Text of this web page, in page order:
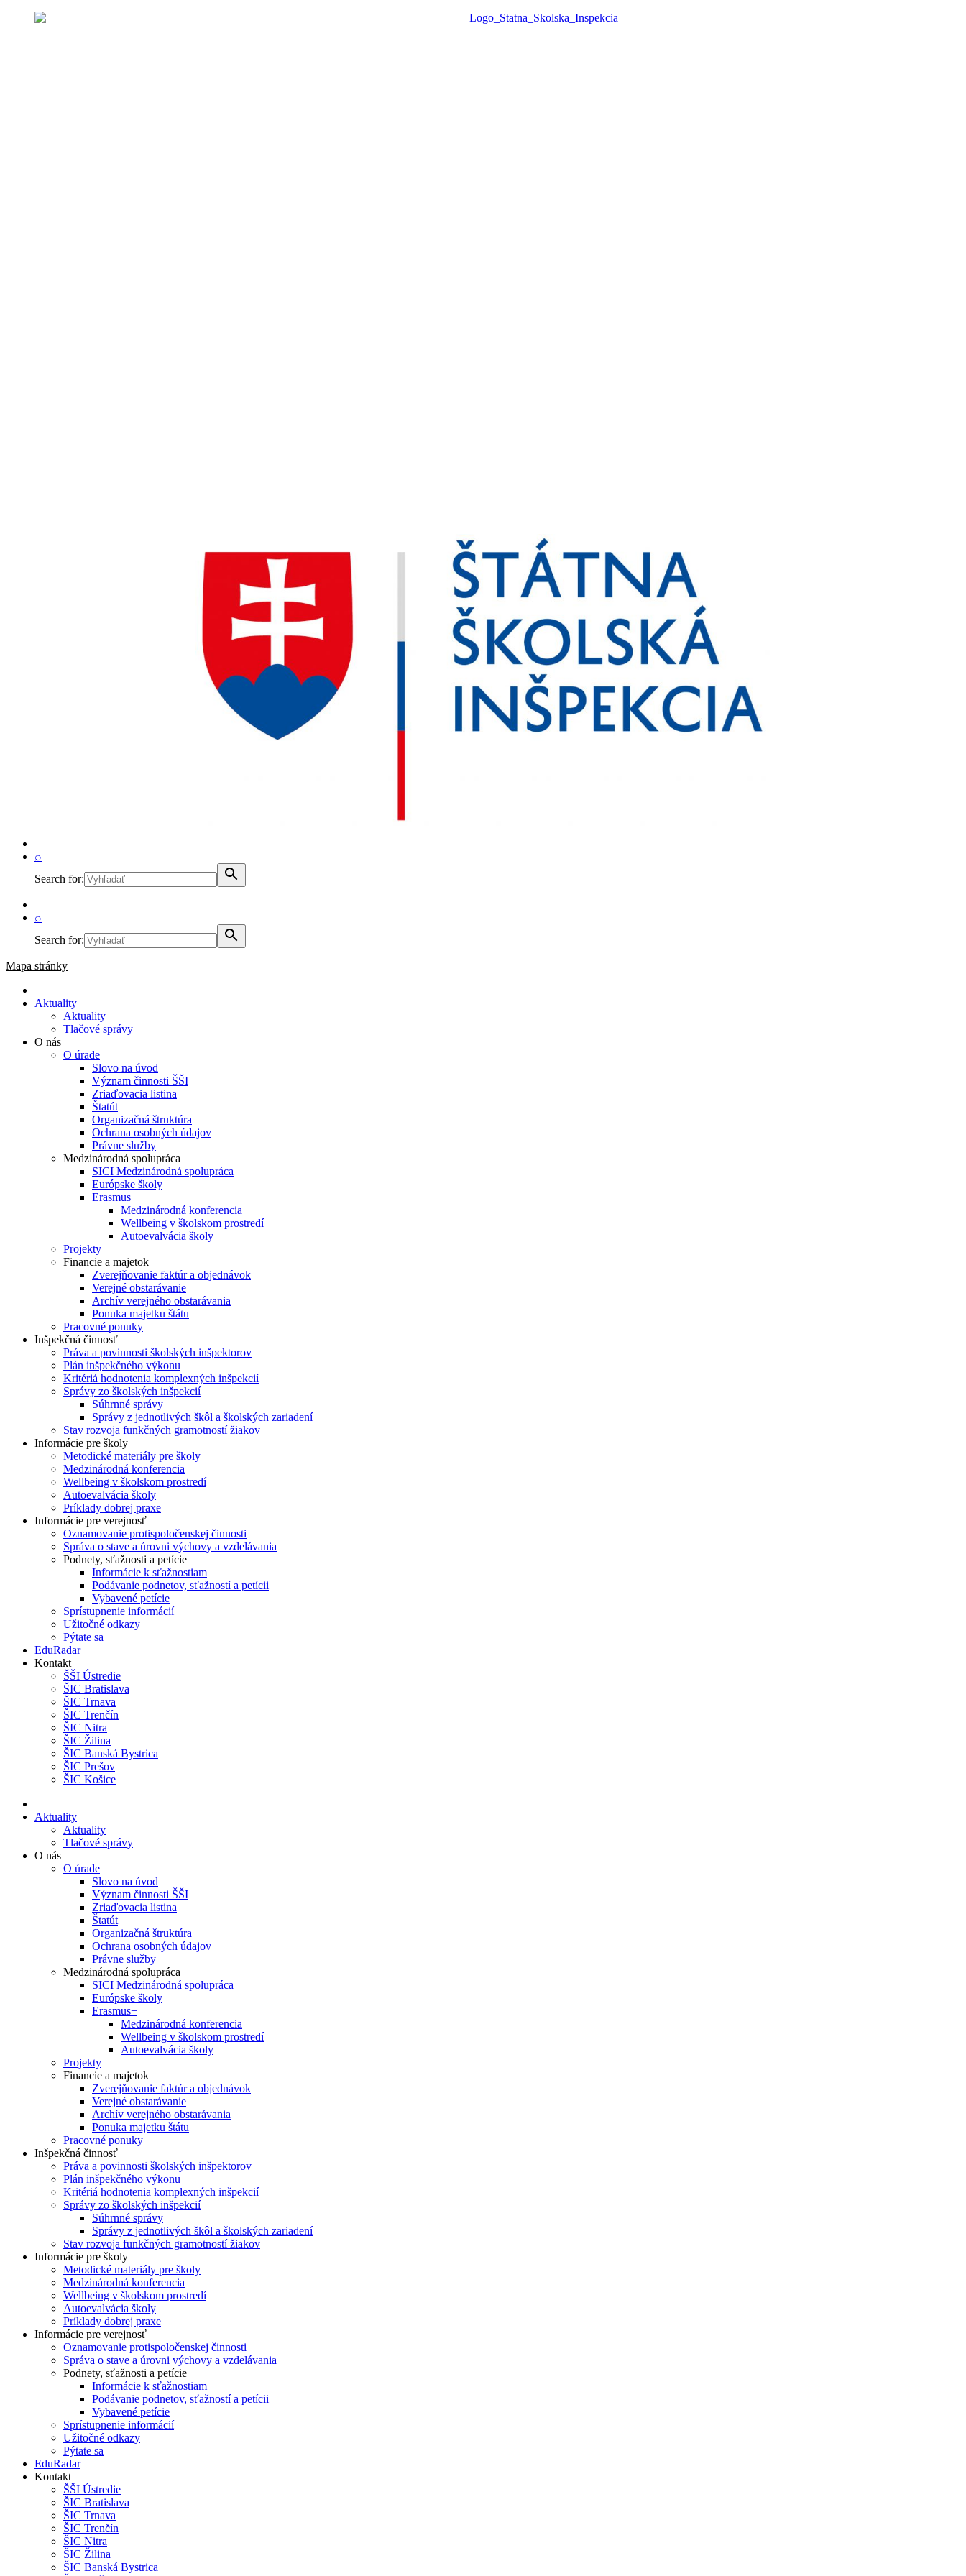
⌕
Search for:
⌕
Search for:
Mapa stránky
Aktuality
Aktuality
Tlačové správy
O nás
O úrade
Slovo na úvod
Význam činnosti ŠŠI
Zriaďovacia listina
Štatút
Organizačná štruktúra
Ochrana osobných údajov
Právne služby
Medzinárodná spolupráca
SICI Medzinárodná spolupráca
Európske školy
Erasmus+
Medzinárodná konferencia
Wellbeing v školskom prostredí
Autoevalvácia školy
Projekty
Financie a majetok
Zverejňovanie faktúr a objednávok
Verejné obstarávanie
Archív verejného obstarávania
Ponuka majetku štátu
Pracovné ponuky
Inšpekčná činnosť
Práva a povinnosti školských inšpektorov
Plán inšpekčného výkonu
Kritériá hodnotenia komplexných inšpekcií
Správy zo školských inšpekcií
Súhrnné správy
Správy z jednotlivých škôl a školských zariadení
Stav rozvoja funkčných gramotností žiakov
Informácie pre školy
Metodické materiály pre školy
Medzinárodná konferencia
Wellbeing v školskom prostredí
Autoevalvácia školy
Príklady dobrej praxe
Informácie pre verejnosť
Oznamovanie protispoločenskej činnosti
Správa o stave a úrovni výchovy a vzdelávania
Podnety, sťažnosti a petície
Informácie k sťažnostiam
Podávanie podnetov, sťažností a petícii
Vybavené petície
Sprístupnenie informácií
Užitočné odkazy
Pýtate sa
EduRadar
Kontakt
ŠŠI Ústredie
ŠIC Bratislava
ŠIC Trnava
ŠIC Trenčín
ŠIC Nitra
ŠIC Žilina
ŠIC Banská Bystrica
ŠIC Prešov
ŠIC Košice
Aktuality
Aktuality
Tlačové správy
O nás
O úrade
Slovo na úvod
Význam činnosti ŠŠI
Zriaďovacia listina
Štatút
Organizačná štruktúra
Ochrana osobných údajov
Právne služby
Medzinárodná spolupráca
SICI Medzinárodná spolupráca
Európske školy
Erasmus+
Medzinárodná konferencia
Wellbeing v školskom prostredí
Autoevalvácia školy
Projekty
Financie a majetok
Zverejňovanie faktúr a objednávok
Verejné obstarávanie
Archív verejného obstarávania
Ponuka majetku štátu
Pracovné ponuky
Inšpekčná činnosť
Práva a povinnosti školských inšpektorov
Plán inšpekčného výkonu
Kritériá hodnotenia komplexných inšpekcií
Správy zo školských inšpekcií
Súhrnné správy
Správy z jednotlivých škôl a školských zariadení
Stav rozvoja funkčných gramotností žiakov
Informácie pre školy
Metodické materiály pre školy
Medzinárodná konferencia
Wellbeing v školskom prostredí
Autoevalvácia školy
Príklady dobrej praxe
Informácie pre verejnosť
Oznamovanie protispoločenskej činnosti
Správa o stave a úrovni výchovy a vzdelávania
Podnety, sťažnosti a petície
Informácie k sťažnostiam
Podávanie podnetov, sťažností a petícii
Vybavené petície
Sprístupnenie informácií
Užitočné odkazy
Pýtate sa
EduRadar
Kontakt
ŠŠI Ústredie
ŠIC Bratislava
ŠIC Trnava
ŠIC Trenčín
ŠIC Nitra
ŠIC Žilina
ŠIC Banská Bystrica